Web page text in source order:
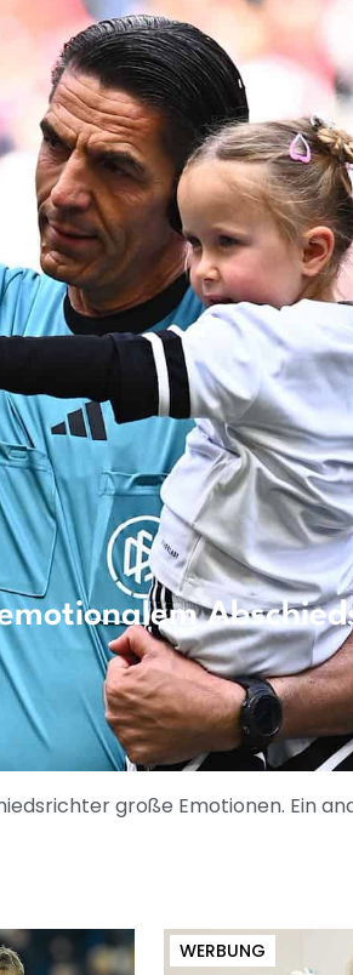
große Emotionen. Ein
WERBUNG